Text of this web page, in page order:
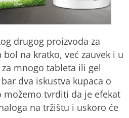
drugog proizvoda za
na kratko, već zauvek i u
mnogo tableta ili gel
dva iskustva kupaca o
možemo tvrditi da je efekat
na tržištu i uskoro će